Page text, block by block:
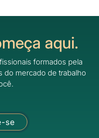
aqui.
formados pela
do mercado de trabalho
se